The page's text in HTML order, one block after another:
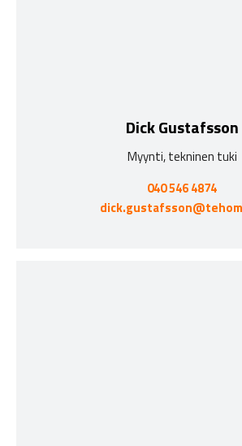
Dick Gustafsson
Myynti, tekninen tuki
040 546 4874